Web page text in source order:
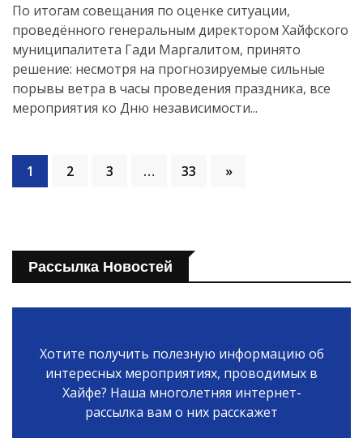
По итогам совещания по оценке ситуации,
проведённого генеральным директором Хайфского
муниципалитета Гади Маргалитом, принято
решение: несмотря на прогнозируемые сильные
порывы ветра в часы проведения праздника, все
мероприятия ко Дню независимости...
1 2 3 … 33 »
Рассылка Новостей
Хотите получить полезную информацию об
интересных мероприятиях, проводимых в
Хайфе? Наша многолетняя интернет-
рассылка вам о них расскажет